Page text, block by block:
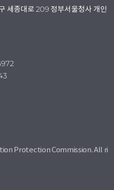
세종대로 209 정부서울청사 개인
Protection Commission. All ri